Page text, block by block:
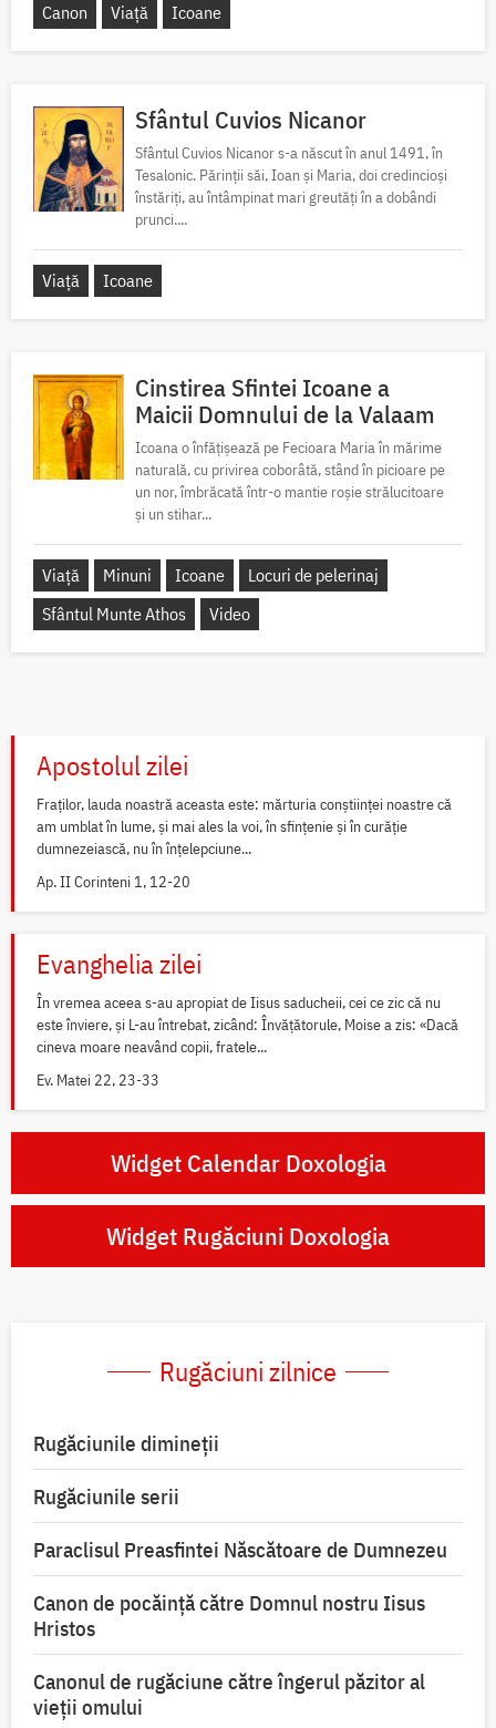
Canon Viață Icoane
Sfântul Cuvios Nicanor
Sfântul Cuvios Nicanor s-a născut în anul 1491, în
Tesalonic. Părinții săi, Ioan și Maria, doi credincioși
înstăriți, au întâmpinat mari greutăți în a dobândi
prunci....
Viață Icoane
Cinstirea Sfintei Icoane a
Maicii Domnului de la Valaam
Icoana o înfățișează pe Fecioara Maria în mărime
naturală, cu privirea coborâtă, stând în picioare pe
un nor, îmbrăcată într-o mantie roșie strălucitoare
și un stihar...
Viață Minuni Icoane
Locuri de pelerinaj
Sfântul Munte Athos
Video
Apostolul zilei
Fraților, lauda noastră aceasta este: mărturia conștiinței noastre că
am umblat în lume, și mai ales la voi, în sfințenie și în curăție
dumnezeiască, nu în înțelepciune...
Ap. II Corinteni 1, 12-20
Evanghelia zilei
În vremea aceea s-au apropiat de Iisus saducheii, cei ce zic că nu
este înviere, și L-au întrebat, zicând: Învățătorule, Moise a zis: «Dacă
cineva moare neavând copii, fratele...
Ev. Matei 22, 23-33
Widget Calendar Doxologia
Widget Rugăciuni Doxologia
Rugăciuni zilnice
Rugăciunile dimineții
Rugăciunile serii
Paraclisul Preasfintei Născătoare de Dumnezeu
Canon de pocăință către Domnul nostru Iisus
Hristos
Canonul de rugăciune către îngerul păzitor al
vieții omului